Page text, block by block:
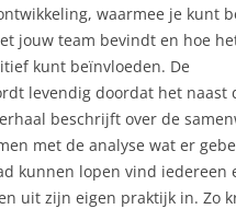
waarmee je kunt
jouw team bevindt en hoe
kunt beïnvloeden. De
levendig doordat het naast
beschrijft over de
met de analyse wat er
kunnen lopen vind iedereen
uit zijn eigen praktijk in. Zo